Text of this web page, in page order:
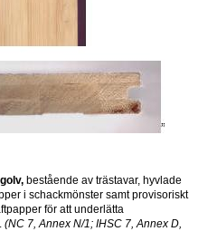
bestående av trästavar, hyvlade
i schackmönster samt provisoriskt
för att underlätta
(NC 7, Annex N/1; IHSC 7, Annex D,